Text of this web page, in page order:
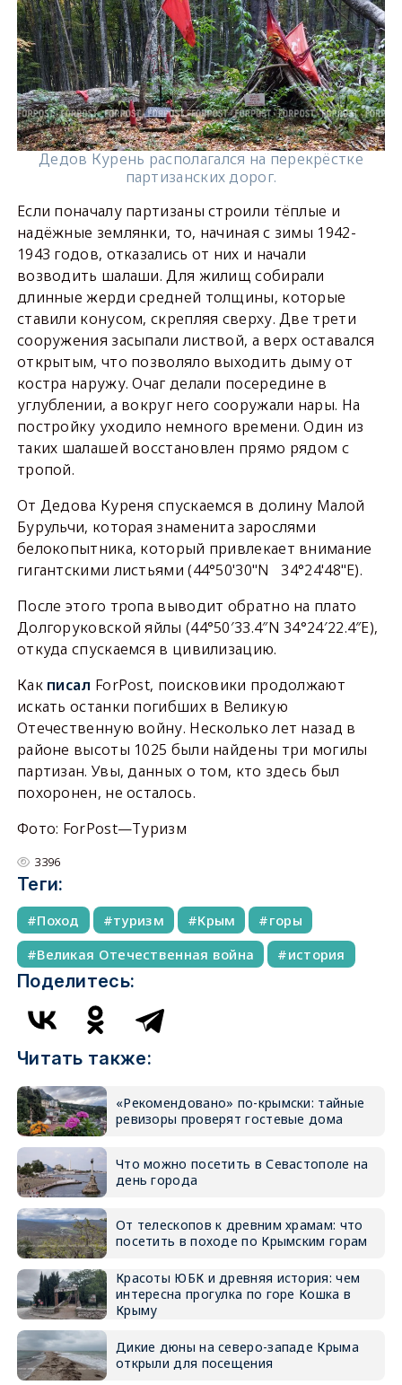
Дедов Курень располагался на перекрёстке
партизанских дорог.
Если поначалу партизаны строили тёплые и
надёжные землянки, то, начиная с зимы 1942-
1943 годов, отказались от них и начали
возводить шалаши. Для жилищ собирали
длинные жерди средней толщины, которые
ставили конусом, скрепляя сверху. Две трети
сооружения засыпали листвой, а верх оставался
открытым, что позволяло выходить дыму от
костра наружу. Очаг делали посередине в
углублении, а вокруг него сооружали нары. На
постройку уходило немного времени. Один из
таких шалашей восстановлен прямо рядом с
тропой.
От Дедова Куреня спускаемся в долину Малой
Бурульчи, которая знаменита зарослями
белокопытника, который привлекает внимание
гигантскими листьями (44°50'30"N 34°24'48"E).
После этого тропа выводит обратно на плато
Долгоруковской яйлы (44°50′33.4″N 34°24′22.4″E),
откуда спускаемся в цивилизацию.
Как писал ForPost, поисковики продолжают
искать останки погибших в Великую
Отечественную войну. Несколько лет назад в
районе высоты 1025 были найдены три могилы
партизан. Увы, данных о том, кто здесь был
похоронен, не осталось.
Фото: ForPost—Туризм
3396
Теги:
Поход туризм Крым
горы
Великая Отечественная война
история
Поделитесь:
Читать также:
«Рекомендовано» по-крымски: тайные
ревизоры проверят гостевые дома
Что можно посетить в Севастополе на
день города
От телескопов к древним храмам: что
посетить в походе по Крымским горам
Красоты ЮБК и древняя история: чем
интересна прогулка по горе Кошка в
Крыму
Дикие дюны на северо-западе Крыма
открыли для посещения